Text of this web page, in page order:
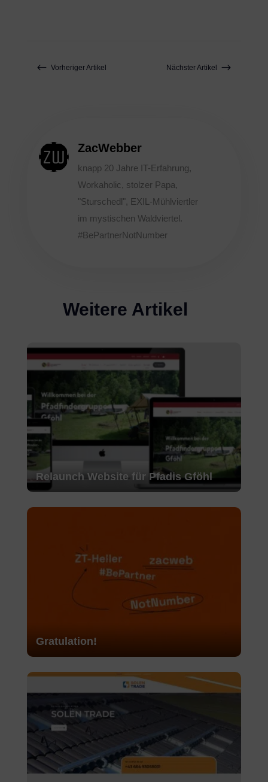
# Vorheriger Artikel Nächster Artikel $
ZacWebber
knapp 20 Jahre IT-Erfahrung,
Workaholic, stolzer Papa,
"Sturschedl", EXIL-Mühlviertler
im mystischen Waldviertel.
#BePartnerNotNumber
Weitere Artikel
Relaunch Website für Pfadis Gföhl
Gratulation!